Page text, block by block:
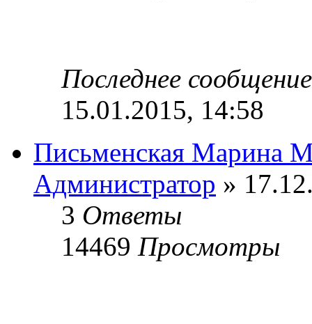
Последнее
15.01.2015, 14:58
Письменская Марина
Администратор »
3 Ответы
14469 Просмотры